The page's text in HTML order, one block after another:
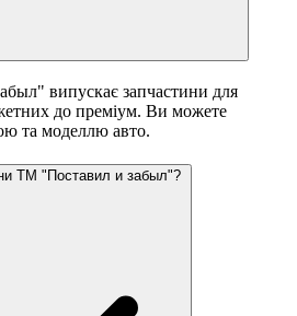
випускає запчастини для
до преміум. Ви можете
та моделлю авто.
ТМ "Поставил и забыл"?